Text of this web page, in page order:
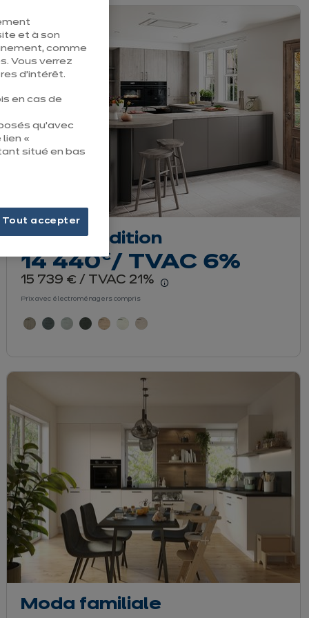
le détail du prix
Clara Tradition
14 440€
euros / TVAC 6%
15 739 € euros
/ TVAC 21%
En savoir plus -
Prix avec électroménagers compris
Moda familiale
et à son
comme
Vous verrez
d’intérêt.
en cas de
qu’avec
lien «
situé en bas
Tout accepter